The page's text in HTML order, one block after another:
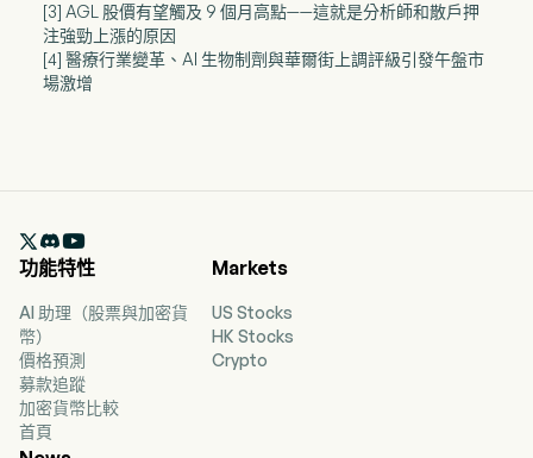
[3] AGL 股價有望觸及 9 個月高點——這就是分析師和散戶押
注強勁上漲的原因
[4] 醫療行業變革、AI 生物制劑與華爾街上調評級引發午盤市
場激增

功能特性
AI 助理（股票與加密貨
幣）
價格預測
募款追蹤
加密貨幣比較
首頁
Markets
US Stocks
HK Stocks
Crypto